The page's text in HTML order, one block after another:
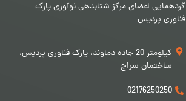
گردهمایی اعضای مرکز شتابدهی نوآوری پارک
فناوری پردیس
کیلومتر 20 جاده دماوند، پارک فناوری پردیس،
ساختمان سراج
02176250250